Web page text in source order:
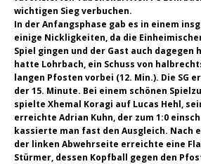
wichtigen Sieg verbuchen.
In der Anfangsphase gab es in einem
einige Nickligkeiten, da die
Spiel gingen und der Gast auch dagegen
hatte Lohrbach, ein Schuss von
langen Pfosten vorbei (12. Min.). Die SG
der 15. Minute. Bei einem schönen
spielte Xhemal Koragi auf Lucas Hehl,
erreichte Adrian Kuhn, der zum 1:0
kassierte man fast den Ausgleich. Nach
der linken Abwehrseite erreichte eine
Stürmer, dessen Kopfball gegen den